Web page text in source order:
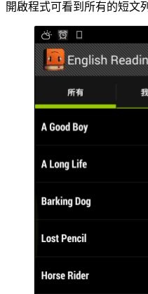
開啟程式可看到所有的短文